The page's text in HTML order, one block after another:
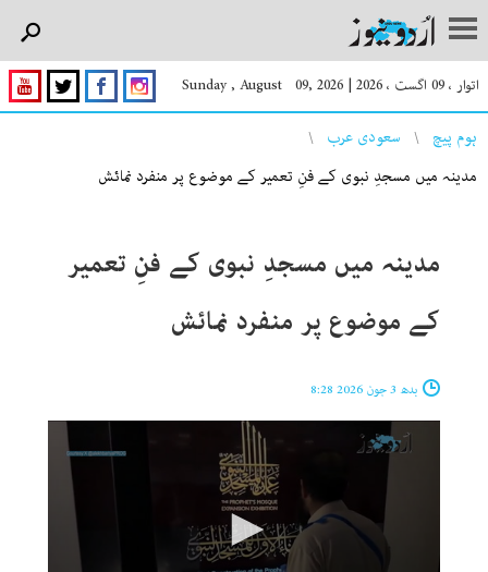
اتوار ، 09 اگست ، 2026 |
Sunday , August 09, 2026
You are here
ہوم پیچ
سعودی عرب
مدینہ میں مسجدِ نبوی کے فنِ تعمیر کے موضوع پر منفرد نمائش
مدینہ میں مسجدِ نبوی کے فنِ تعمیر
کے موضوع پر منفرد نمائش
بدھ 3 جون 2026 8:28